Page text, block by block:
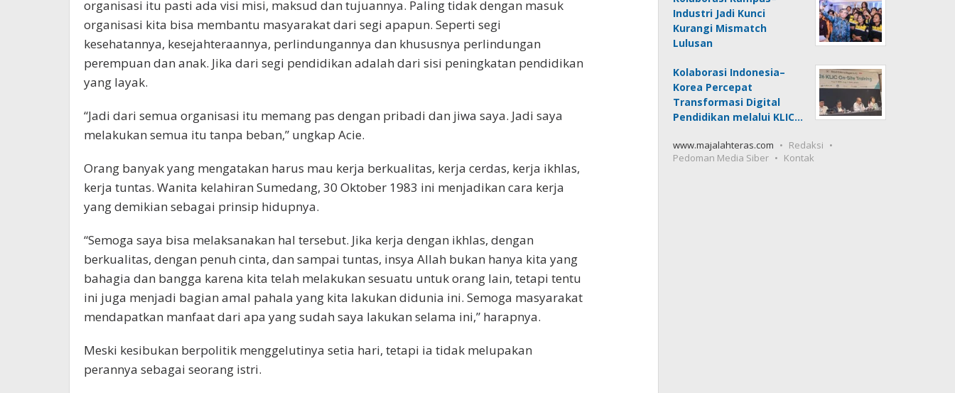
organisasi itu pasti ada visi misi, maksud dan tujuannya. Paling tidak dengan masuk
organisasi kita bisa membantu masyarakat dari segi apapun. Seperti segi
kesehatannya, kesejahteraannya, perlindungannya dan khususnya perlindungan
perempuan dan anak. Jika dari segi pendidikan adalah dari sisi peningkatan pendidikan
yang layak.
“Jadi dari semua organisasi itu memang pas dengan pribadi dan jiwa saya. Jadi saya
melakukan semua itu tanpa beban,” ungkap Acie.
Orang banyak yang mengatakan harus mau kerja berkualitas, kerja cerdas, kerja ikhlas,
kerja tuntas. Wanita kelahiran Sumedang, 30 Oktober 1983 ini menjadikan cara kerja
yang demikian sebagai prinsip hidupnya.
“Semoga saya bisa melaksanakan hal tersebut. Jika kerja dengan ikhlas, dengan
berkualitas, dengan penuh cinta, dan sampai tuntas, insya Allah bukan hanya kita yang
bahagia dan bangga karena kita telah melakukan sesuatu untuk orang lain, tetapi tentu
ini juga menjadi bagian amal pahala yang kita lakukan didunia ini. Semoga masyarakat
mendapatkan manfaat dari apa yang sudah saya lakukan selama ini,” harapnya.
Meski kesibukan berpolitik menggelutinya setia hari, tetapi ia tidak melupakan
perannya sebagai seorang istri.
Industri Jadi Kunci
Kurangi Mismatch
Lulusan
Kolaborasi Indonesia–
Korea Percepat
Transformasi Digital
Pendidikan melalui KLIC…
www.majalahteras.com
Redaksi
Pedoman Media Siber
Kontak